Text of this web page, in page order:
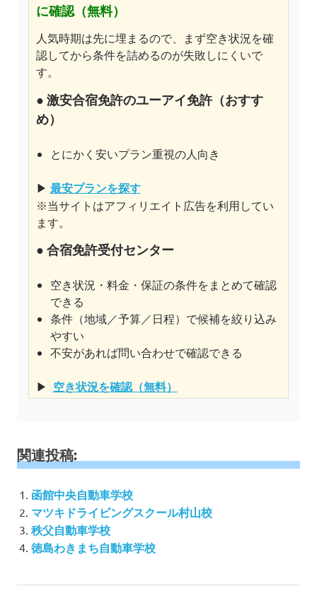
に確認（無料）
人気時期は先に埋まるので、まず空き状況を確
認してから条件を詰めるのが失敗しにくいで
す。
● 激安合宿免許のユーアイ免許（おすす
め）
とにかく安いプラン重視の人向き
▶ 最安プランを探す
※当サイトはアフィリエイト広告を利用してい
ます。
● 合宿免許受付センター
空き状況・料金・保証の条件をまとめて確認
できる
条件（地域／予算／日程）で候補を絞り込み
やすい
不安があれば問い合わせで確認できる
▶ 空き状況を確認（無料）
関連投稿:
函館中央自動車学校
マツキドライビングスクール村山校
秩父自動車学校
徳島わきまち自動車学校